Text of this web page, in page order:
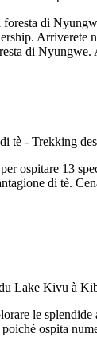
di
di
ospitare 13
di tè.
le
ospita